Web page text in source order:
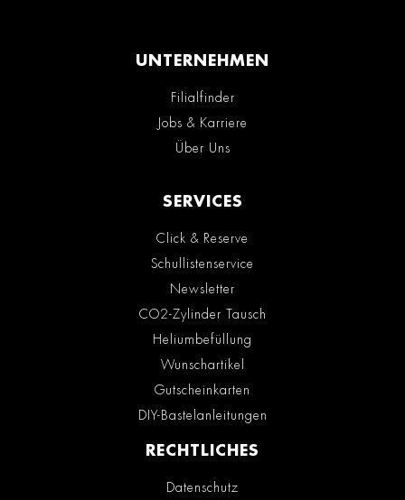
UNTERNEHMEN
Filialfinder
Jobs & Karriere
Über Uns
SERVICES
Click & Reserve
Schullistenservice
Newsletter
CO2-Zylinder Tausch
Heliumbefüllung
Wunschartikel
Gutscheinkarten
DIY-Bastelanleitungen
RECHTLICHES
Datenschutz